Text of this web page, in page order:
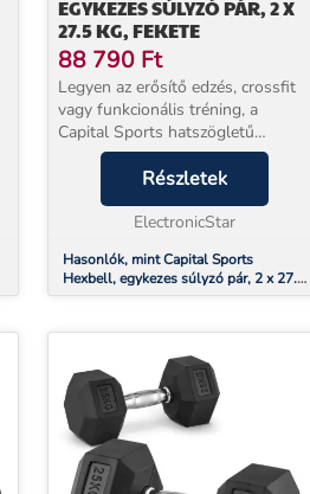
EGYKEZES SÚLYZÓ PÁR, 2 X
27.5 KG, FEKETE
88 790 Ft
Legyen az erősítő edzés, crossfit
vagy funkcionális tréning, a
Capital Sports hatszögletű
súlyzókmindig a megfelelő
tömeget szolgáltatják önnek. A
robusztus keménygumi bevonat
alatt kimért vasmagok va...
Részletek
ElectronicStar
Hasonlók, mint Capital Sports
Hexbell, egykezes súlyzó pár, 2 x 27.5
kg, fekete